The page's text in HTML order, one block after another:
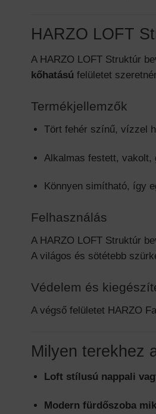
HARZO LOFT
A HARZO LOFT Struktúr
kőhatású felületet
Termékjellemzők
Tört fehér színű, vízzel
Alkalmas festett, vakolt,
Könnyen simítható, így
Felhasználás
A HARZO LOFT Struktúr
A világos és sötétebb
Védelem és
A végső felületet HARZO
Milyen terekhez
Loft stílusú nappali
Modern fürdőszoba